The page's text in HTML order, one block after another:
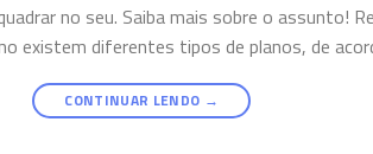
no seu. Saiba mais sobre o assunto!
existem diferentes tipos de planos, de
CONTINUAR LENDO →